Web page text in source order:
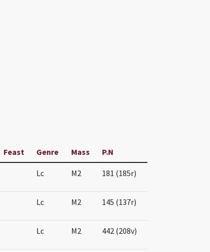
Feast Genre Mass P.N
Lc M2 181 (185r)
Lc M2 145 (137r)
Lc M2 442 (208v)